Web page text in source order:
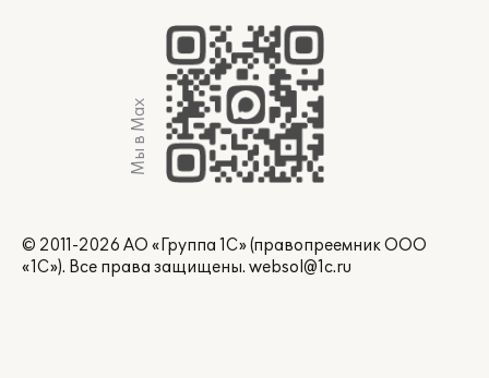
Мы в Max
© 2011-2026 АО «Группа 1С» (правопреемник ООО
«1С»). Все права защищены. websol@1c.ru